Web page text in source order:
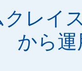
レイ
から